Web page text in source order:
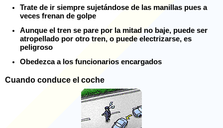
Trate de ir siempre sujetándose de las manillas pues a
veces frenan de golpe
Aunque el tren se pare por la mitad no baje, puede ser
atropellado por otro tren, o puede electrizarse, es
peligroso
Obedezca a los funcionarios encargados
Cuando conduce el coche